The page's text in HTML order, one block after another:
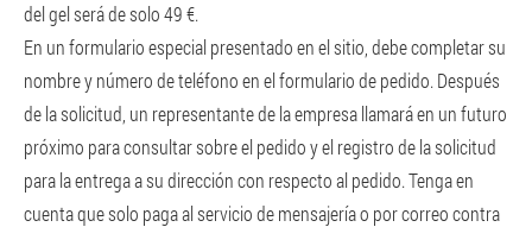
del gel será de solo 49 €.
En un formulario especial presentado en el sitio, debe completar su
nombre y número de teléfono en el formulario de pedido. Después
de la solicitud, un representante de la empresa llamará en un futuro
próximo para consultar sobre el pedido y el registro de la solicitud
para la entrega a su dirección con respecto al pedido. Tenga en
cuenta que solo paga al servicio de mensajería o por correo contra